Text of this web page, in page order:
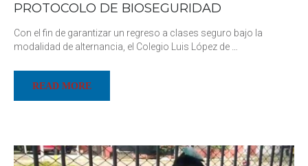
PROTOCOLO DE BIOSEGURIDAD
Con el fin de garantizar un regreso a clases seguro bajo la
modalidad de alternancia, el Colegio Luis López de …
READ MORE